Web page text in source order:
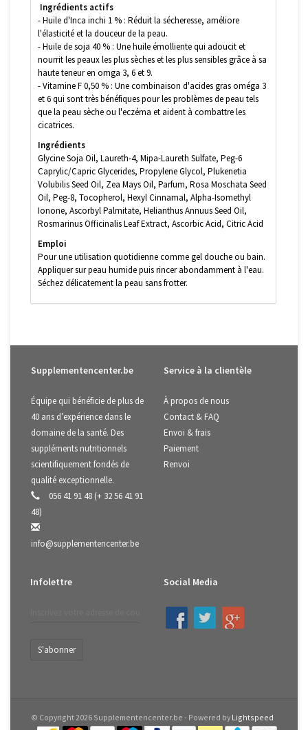
Ingrédients actifs
- Huile d'Inca inchi 1 % : Réduit la sécheresse, améliore
l'élasticité et la douceur de la peau.
- Huile de soja 40 % : Une huile émolliente qui adoucit et
nourrit les peaux les plus sèches et les plus sensibles grâce à sa
haute teneur en omga 3, 6 et 9.
- Vitamine F 0,50 % : Une combinaison d'acides gras oméga 3
et 6 qui sont très bénéfiques pour les problèmes de peau tels
que la peau sèche ou l'eczéma et aident à combattre les
cicatrices.
Ingrédients
Glycine Soja Oil, Laureth-4, Mipa-Laureth Sulfate, Peg-6
Caprylic/Capric Glycerides, Propylene Glycol, Plukenetia
Volubilis Seed Oil, Zea Mays Oil, Parfum, Rosa Moschata Seed
Oil, Peg-8, Tocopherol, Hexyl Cinnamal, Alpha-Isomethyl
Ionone, Ascorbyl Palmitate, Helianthus Annuus Seed Oil,
Rosmarinus Officinalis Leaf Extract, Ascorbic Acid, Citric Acid
Emploi
Pour une utilisation quotidienne comme gel douche ou bain.
Appliquer sur peau humide puis rincer abondamment à l'eau.
Séchez délicatement la peau sans frotter.
Supplementencenter.be
Équipe qui bénéficie de plus de
40 ans d’expérience dans le
domaine de la santé. Des
suppléments nutritionnels
scientifiquement fondés de
qualité exceptionnelle.
056 41 91 48 (+ 32 56 41 91
48)
info@supplementencenter.be
Service à la clientèle
À propos de nous
Contact & FAQ
Envoi & frais
Paiement
Renvoi
Infolettre
S'abonner
Social Media
© Copyright 2026 Supplementencenter.be - Powered by Lightspeed